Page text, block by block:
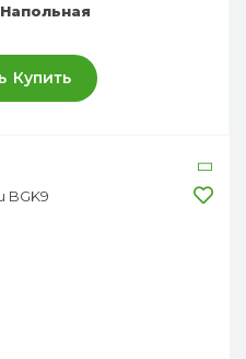
Напольная
Купить